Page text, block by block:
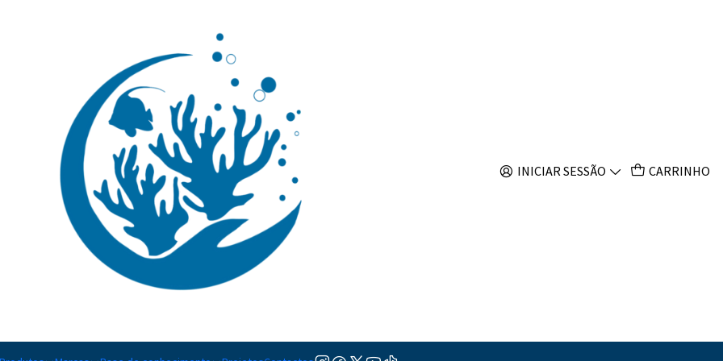
INICIAR SESSÃO CARRINHO
Pomacanthus semicirculatus
Adicionar à lista de favoritos
Mostrar stock das localizações
PARTILHAR ESTE PRODUTO